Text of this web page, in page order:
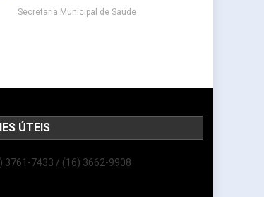
Secretaria Municipal de Saúde
ÚTEIS
3761-7433 / (16) 3662-9908